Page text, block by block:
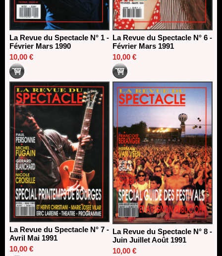
La Revue du Spectacle N° 1 -
Février Mars 1990
10,00 €
La Revue du Spectacle N° 6 -
Février Mars 1991
10,00 €
La Revue du Spectacle N° 7 -
Avril Mai 1991
10,00 €
La Revue du Spectacle N° 8 -
Juin Juillet Août 1991
10,00 €